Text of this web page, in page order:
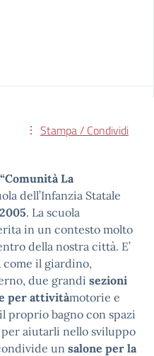
Stampa / Condividi
“Comunità La
dell’Infanzia Statale
2005. La scuola
in un contesto molto
della nostra città. E’
come il giardino,
due grandi sezioni
per attivitàmotorie e
proprio bagno con spazi
aiutarli nello sviluppo
un salone per la